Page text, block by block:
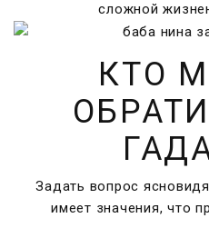
сложной
КТО
Задать вопрос
имеет значения, что